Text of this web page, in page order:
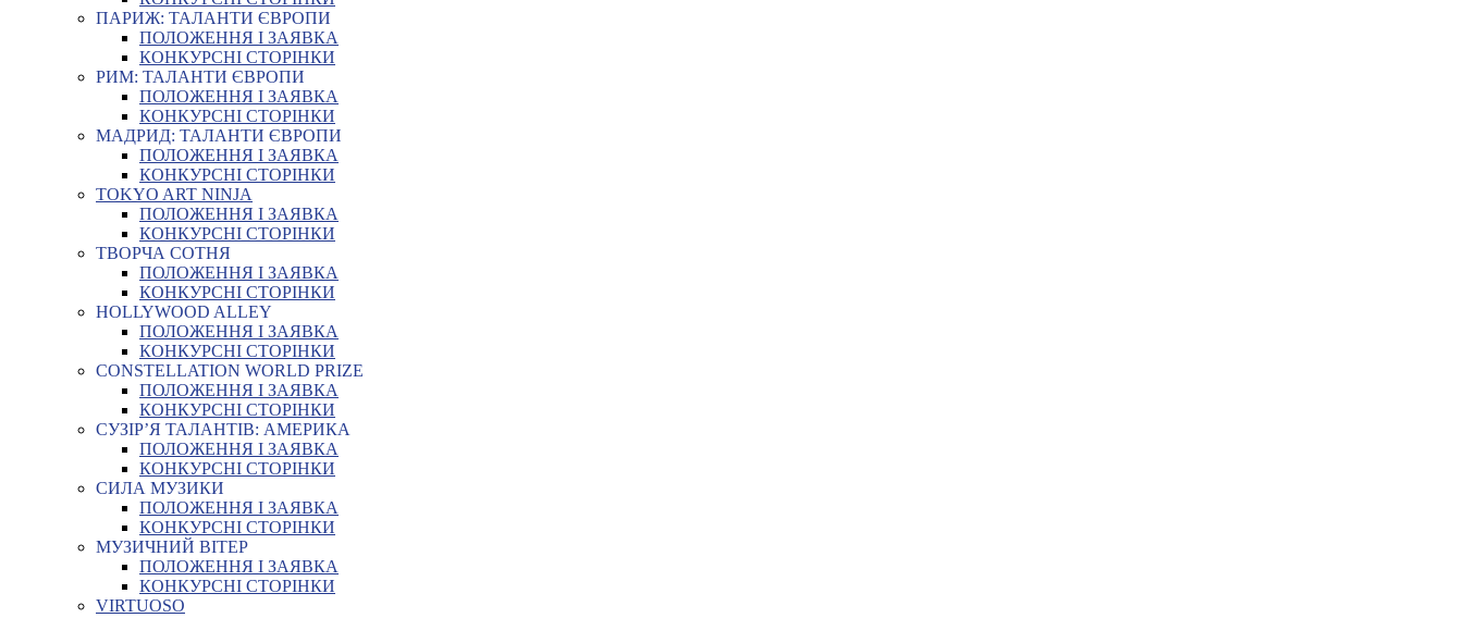
ПАРИЖ: ТАЛАНТИ ЄВРОПИ
ПОЛОЖЕННЯ І ЗАЯВКА
КОНКУРСНІ СТОРІНКИ
РИМ: ТАЛАНТИ ЄВРОПИ
ПОЛОЖЕННЯ І ЗАЯВКА
КОНКУРСНІ СТОРІНКИ
МАДРИД: ТАЛАНТИ ЄВРОПИ
ПОЛОЖЕННЯ І ЗАЯВКА
КОНКУРСНІ СТОРІНКИ
TOKYO ART NINJA
ПОЛОЖЕННЯ І ЗАЯВКА
КОНКУРСНІ СТОРІНКИ
ТВОРЧА СОТНЯ
ПОЛОЖЕННЯ І ЗАЯВКА
КОНКУРСНІ СТОРІНКИ
HOLLYWOOD ALLEY
ПОЛОЖЕННЯ І ЗАЯВКА
КОНКУРСНІ СТОРІНКИ
CONSTELLATION WORLD PRIZE
ПОЛОЖЕННЯ І ЗАЯВКА
КОНКУРСНІ СТОРІНКИ
СУЗІР’Я ТАЛАНТІВ: АМЕРИКА
ПОЛОЖЕННЯ І ЗАЯВКА
КОНКУРСНІ СТОРІНКИ
СИЛА МУЗИКИ
ПОЛОЖЕННЯ І ЗАЯВКА
КОНКУРСНІ СТОРІНКИ
МУЗИЧНИЙ ВІТЕР
ПОЛОЖЕННЯ І ЗАЯВКА
КОНКУРСНІ СТОРІНКИ
VIRTUOSO